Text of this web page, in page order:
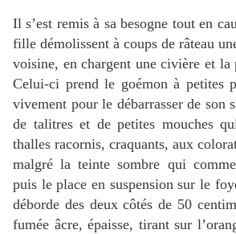
Il s’est remis à sa besogne tout en
fille démolissent à coups de râteau
voisine, en chargent une civière et la
Celui-ci prend le goémon à petites
vivement pour le débarrasser de son
de talitres et de petites mouches
thalles racornis, craquants, aux
malgré la teinte sombre qui
puis le place en suspension sur le
déborde des deux côtés de 50
fumée âcre, épaisse, tirant sur